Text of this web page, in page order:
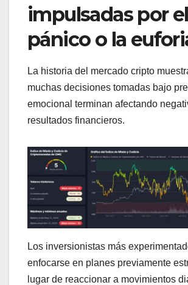
impulsadas por el
pánico o la
La historia del mercado cripto
muchas decisiones tomadas bajo
emocional terminan afectando
resultados financieros.
Los inversionistas más
enfocarse en planes previamente
lugar de reaccionar a movimientos